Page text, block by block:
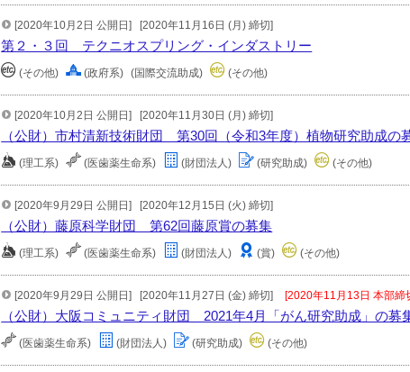
[2020年10月2日 公開日] [2020年11月16日 (月) 締切]
第２・３回 テクニオスプリング・インダストリー
(その他) (政府系) (国際交流助成) (その他)
[2020年10月2日 公開日] [2020年11月30日 (月) 締切]
（公財）市村清新技術財団 第30回（令和3年度）植物研究助成の
(理工系) (医歯薬生命系) (財団法人) (研究助成) (その他)
[2020年9月29日 公開日] [2020年12月15日 (火) 締切]
（公財）藤原科学財団 第62回藤原賞の募集
(理工系) (医歯薬生命系) (財団法人) (賞) (その他)
[2020年9月29日 公開日] [2020年11月27日 (金) 締切] [2020年11月13日 本部締
（公財）大阪コミュニティ財団 2021年4月「がん研究助成」の募
(医歯薬生命系) (財団法人) (研究助成) (その他)